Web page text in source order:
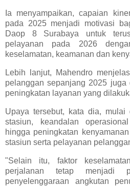
Ia menyampaikan, capaian
pada 2025 menjadi motivasi
Daop 8 Surabaya untuk
pelayanan pada 2026
keselamatan, keamanan dan
Lebih lanjut, Mahendro
pelanggan sepanjang 2025 juga
peningkatan layanan yang
Upaya tersebut, kata dia, mulai
stasiun, keandalan
hingga peningkatan
stasiun serta pelayanan
"Selain itu, faktor
perjalanan tetap menjadi
penyelenggaraan angkutan